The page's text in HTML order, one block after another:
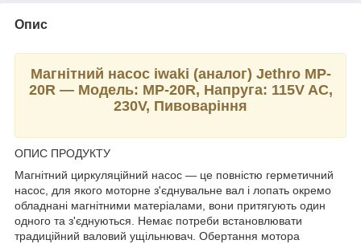
Опис
Магнітний насос iwaki (аналог) Jethro MP-
20R — Модель: MP-20R, Напруга: 115V AC,
230V, Пивоваріння
ОПИС ПРОДУКТУ
Магнітний циркуляційний насос — це повністю герметичний
насос, для якого моторне з'єднувальне вал і лопать окремо
обладнані магнітними матеріалами, вони притягують один
одного та з'єднуються. Немає потреби встановлювати
традиційний валовий ущільнювач. Обертання мотора